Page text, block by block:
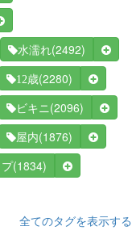
水濡れ(2492)
12歳(2280)
ビキニ (2096)
屋内(1876)
(1834)
全てのタグを表示する